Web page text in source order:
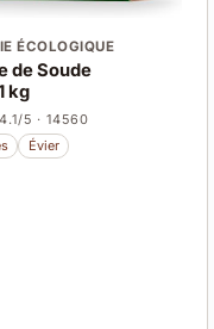
ÉCOLOGIQUE
de Soude
kg
4.1/5 · 14560
Évier